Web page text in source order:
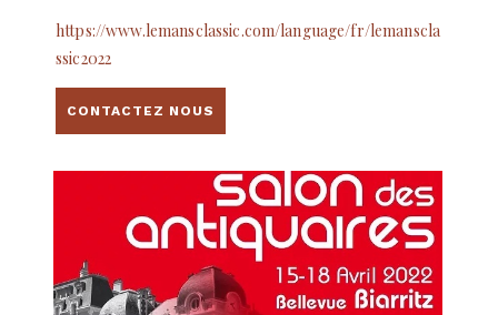
https://www.lemansclassic.com/language/fr/lemanscla
ssic2022
CONTACTEZ NOUS